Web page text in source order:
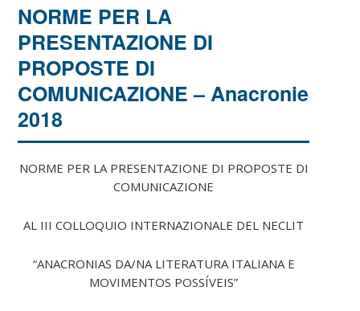
NORME PER LA
PRESENTAZIONE DI
PROPOSTE DI
COMUNICAZIONE – Anacronie
2018
NORME PER LA PRESENTAZIONE DI PROPOSTE DI
COMUNICAZIONE
AL III COLLOQUIO INTERNAZIONALE DEL NECLIT
“ANACRONIAS DA/NA LITERATURA ITALIANA E
MOVIMENTOS POSSÍVEIS”